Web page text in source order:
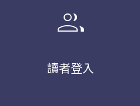
group
讀者登入